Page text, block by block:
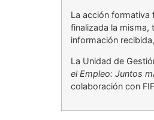
La acción formativa
finalizada la misma,
información
La Unidad de
el Empleo: Juntos
colaboración con